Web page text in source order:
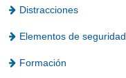
Distracciones
Elementos de seguridad
Formación